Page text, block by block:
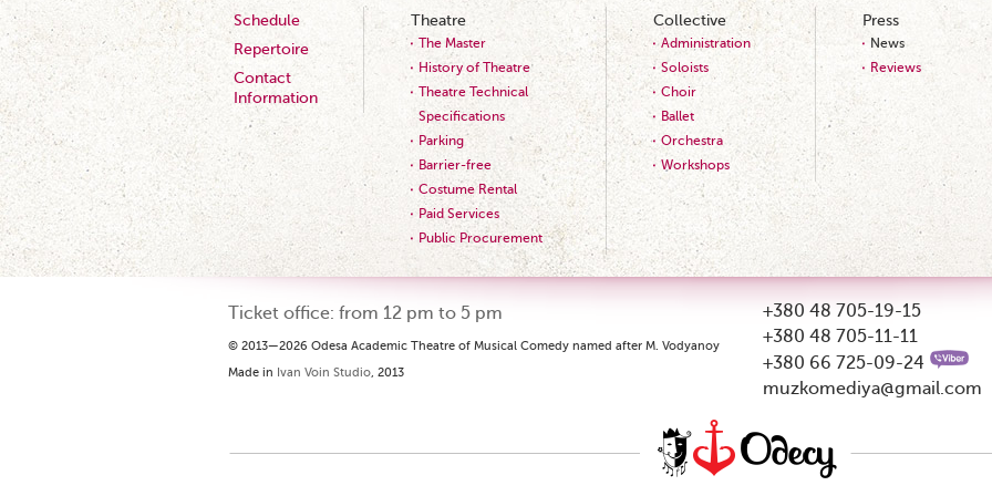
Schedule
Repertoire
Contact
Information
Theatre
The Master
History of Theatre
Theatre Technical
Specifications
Parking
Barrier-free
Costume Rental
Paid Services
Public Procurement
Collective
Administration
Soloists
Choir
Ballet
Orchestra
Workshops
Press
News
Reviews
Ticket office: from 12 pm to 5 pm
© 2013—2026 Odesa Academic Theatre of Musical Comedy named after M. Vodyanoy
Made in Ivan Voin Studio, 2013
+380 48 705-19-15
+380 48 705-11-11
+380 66 725-09-24
muzkomediya@gmail.com